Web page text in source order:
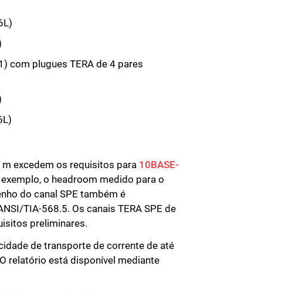
com plugues TERA de 4 pares
excedem os requisitos para 10BASE-
o headroom medido para o
do canal SPE também é
TIA-568.5. Os canais TERA SPE de
preliminares.
de transporte de corrente de até
relatório está disponível mediante